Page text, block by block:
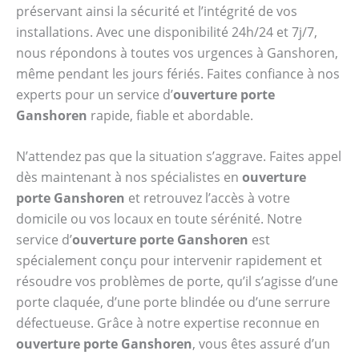
préservant ainsi la sécurité et l’intégrité de vos
installations. Avec une disponibilité 24h/24 et 7j/7,
nous répondons à toutes vos urgences à Ganshoren,
même pendant les jours fériés. Faites confiance à nos
experts pour un service d’ouverture porte
Ganshoren rapide, fiable et abordable.
N’attendez pas que la situation s’aggrave. Faites appel
dès maintenant à nos spécialistes en ouverture
porte Ganshoren et retrouvez l’accès à votre
domicile ou vos locaux en toute sérénité. Notre
service d’ouverture porte Ganshoren est
spécialement conçu pour intervenir rapidement et
résoudre vos problèmes de porte, qu’il s’agisse d’une
porte claquée, d’une porte blindée ou d’une serrure
défectueuse. Grâce à notre expertise reconnue en
ouverture porte Ganshoren, vous êtes assuré d’un